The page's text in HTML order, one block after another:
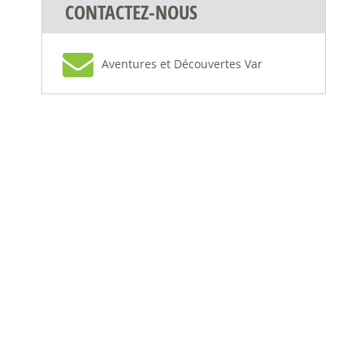
CONTACTEZ-NOUS
Aventures et Découvertes Var